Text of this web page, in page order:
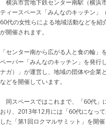
横浜市営地下鉄センター南駅（横浜
ティースペース「みんなのキッチン」
60代の女性らによる地域活動などを紹
が開催されます。
「センター南から広がる人と食の輪
ペーパー「みんなのキッチン」を発行
ナガ）」が運営し、地域の団体や企業
などを開催しています。
同スペースではこれまで、「60代」
おり、2013年12月には「60代になっ
した「第1回ロクマルサミット」を開催